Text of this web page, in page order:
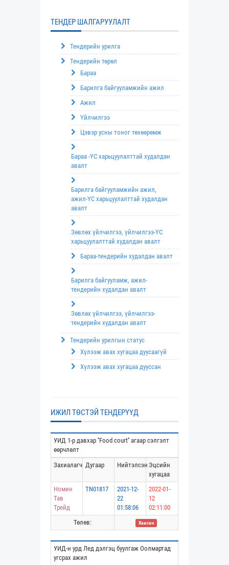
ТЕНДЕР ШАЛГАРУУЛАЛТ
Тендерийн урилга
Тендерийн төрөл
Бараа
Барилга байгууламжийн ажил
Ажил
Үйлчилгээ
Цэвэр усны тоног төхөөрөмж
Бараа -ҮС харьцуулалттай худалдан
авалт
Барилга байгууламжийн ажил,
ажил-ҮС харьцуулалттай худалдан
авалт
Зөвлөх үйлчилгээ, үйлчилгээ-ҮС
харьцуулалттай худалдан авалт
Бараа-тендерийн худалдан авалт
Барилга байгууламж, ажил-
тендерийн худалдан авалт
Зөвлөх үйлчилгээ, үйлчилгээ-
тендерийн худалдан авалт
Тендерийн урилгын статус
Хүлээж авах хугацаа дуусаагүй
Хүлээж авах хугацаа дууссан
ИЖИЛ ТӨСТЭЙ ТЕНДЕРҮҮД
УИД 1-р давхар ''Food court'' агаар сэлгэлт
өөрчлөлт
Захиалагч Дугаар Нийтэлсэн Эцсийн
хугацаа
Номин
Тав
Трейд
TN01817
2021-12-
22
01:58:06
2022-01-
12
02:11:00
Төлөв:
Хаасан
УИД-н урд Лед дэлгэц буулгаж Оолмартад
угсрах ажил